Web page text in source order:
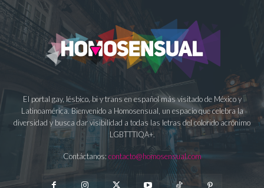
El portal gay, lésbico, bi y trans en español más visitado de México y
Latinoamérica. Bienvenido a Homosensual, un espacio que celebra la
diversidad y busca dar visibilidad a todas las letras del colorido acrónimo
LGBTTTIQA+.
Contáctanos: contacto@homosensual.com